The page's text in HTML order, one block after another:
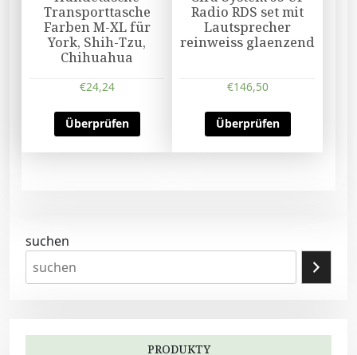
Transporttasche
Farben M-XL für
York, Shih-Tzu,
Chihuahua
€24,24
Überprüfen
Radio RDS set mit
Lautsprecher
reinweiss glaenzend
€146,50
Überprüfen
suchen
PRODUKTY